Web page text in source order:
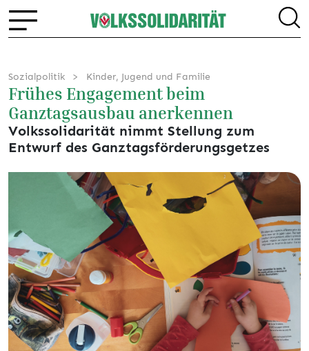
Sozialpolitik Kinder, Jugend und Familie
Frühes Engagement beim
Ganztagsausbau anerkennen
Volkssolidarität nimmt Stellung zum
Entwurf des Ganztagsförderungsgetzes